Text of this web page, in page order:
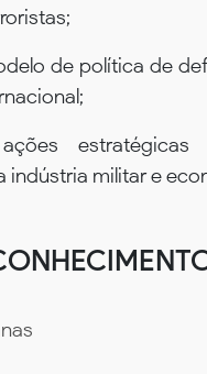
de política de
indústria militar e